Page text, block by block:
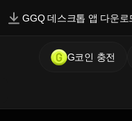
GGQ 데스크톱 앱 다운로
G코인 충전